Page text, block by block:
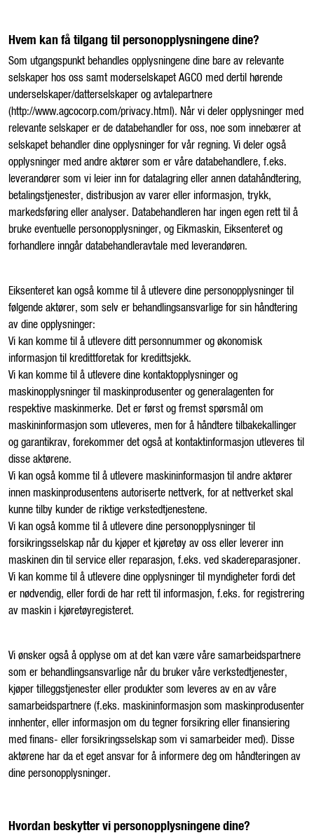
Hvem kan få tilgang til personopplysningene dine?
Som utgangspunkt behandles opplysningene dine bare av relevante
selskaper hos oss samt moderselskapet AGCO med dertil hørende
underselskaper/datterselskaper og avtalepartnere
(http://www.agcocorp.com/privacy.html). Når vi deler opplysninger med
relevante selskaper er de databehandler for oss, noe som innebærer at
selskapet behandler dine opplysninger for vår regning. Vi deler også
opplysninger med andre aktører som er våre databehandlere, f.eks.
leverandører som vi leier inn for datalagring eller annen datahåndtering,
betalingstjenester, distribusjon av varer eller informasjon, trykk,
markedsføring eller analyser. Databehandleren har ingen egen rett til å
bruke eventuelle personopplysninger, og Eikmaskin, Eiksenteret og
forhandlere inngår databehandleravtale med leverandøren.
Eiksenteret kan også komme til å utlevere dine personopplysninger til
følgende aktører, som selv er behandlingsansvarlige for sin håndtering
av dine opplysninger:
Vi kan komme til å utlevere ditt personnummer og økonomisk
informasjon til kredittforetak for kredittsjekk.
Vi kan komme til å utlevere dine kontaktopplysninger og
maskinopplysninger til maskinprodusenter og generalagenten for
respektive maskinmerke. Det er først og fremst spørsmål om
maskininformasjon som utleveres, men for å håndtere tilbakekallinger
og garantikrav, forekommer det også at kontaktinformasjon utleveres til
disse aktørene.
Vi kan også komme til å utlevere maskininformasjon til andre aktører
innen maskinprodusentens autoriserte nettverk, for at nettverket skal
kunne tilby kunder de riktige verkstedtjenestene.
Vi kan også komme til å utlevere dine personopplysninger til
forsikringsselskap når du kjøper et kjøretøy av oss eller leverer inn
maskinen din til service eller reparasjon, f.eks. ved skadereparasjoner.
Vi kan komme til å utlevere dine opplysninger til myndigheter fordi det
er nødvendig, eller fordi de har rett til informasjon, f.eks. for registrering
av maskin i kjøretøyregisteret.
Vi ønsker også å opplyse om at det kan være våre samarbeidspartnere
som er behandlingsansvarlige når du bruker våre verkstedtjenester,
kjøper tilleggstjenester eller produkter som leveres av en av våre
samarbeidspartnere (f.eks. maskininformasjon som maskinprodusenter
innhenter, eller informasjon om du tegner forsikring eller finansiering
med finans- eller forsikringsselskap som vi samarbeider med). Disse
aktørene har da et eget ansvar for å informere deg om håndteringen av
dine personopplysninger.
Hvordan beskytter vi personopplysningene dine?